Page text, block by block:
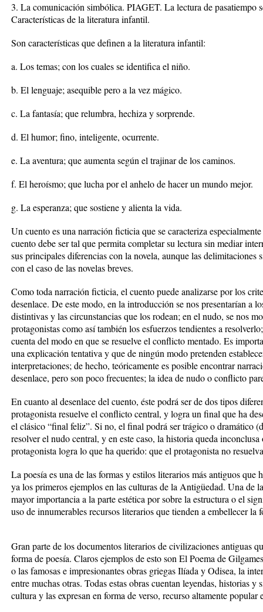
3. La comunicación simbólica. PIAGET. La lectura de pasatiempo
Características de la literatura infantil.
Son características que definen a la literatura infantil:
a. Los temas; con los cuales se identifica el niño.
b. El lenguaje; asequible pero a la vez mágico.
c. La fantasía; que relumbra, hechiza y sorprende.
d. El humor; fino, inteligente, ocurrente.
e. La aventura; que aumenta según el trajinar de los caminos.
f. El heroísmo; que lucha por el anhelo de hacer un mundo mejor.
g. La esperanza; que sostiene y alienta la vida.
Un cuento es una narración ficticia que se caracteriza
cuento debe ser tal que permita completar su lectura sin mediar
sus principales diferencias con la novela, aunque las
con el caso de las novelas breves.
Como toda narración ficticia, el cuento puede analizarse por los
desenlace. De este modo, en la introducción se nos presentarían a
distintivas y las circunstancias que los rodean; en el nudo, se nos
protagonistas como así también los esfuerzos tendientes a
cuenta del modo en que se resuelve el conflicto mentado. Es
una explicación tentativa y que de ningún modo pretenden
interpretaciones; de hecho, teóricamente es posible encontrar
desenlace, pero son poco frecuentes; la idea de nudo o conflicto
En cuanto al desenlace del cuento, éste podrá ser de dos tipos
protagonista resuelve el conflicto central, y logra un final que ha
el clásico “final feliz”. Si no, el final podrá ser trágico o dramático
resolver el nudo central, y en este caso, la historia queda
protagonista logra lo que ha querido: que el protagonista no
La poesía es una de las formas y estilos literarios más antiguos que
ya los primeros ejemplos en las culturas de la Antigüedad. Una de
mayor importancia a la parte estética por sobre la estructura o el
uso de innumerables recursos literarios que tienden a embellecer la
Gran parte de los documentos literarios de civilizaciones antiguas
forma de poesía. Claros ejemplos de esto son El Poema de
o las famosas e impresionantes obras griegas Ilíada y Odisea, la
entre muchas otras. Todas estas obras cuentan leyendas, historias
cultura y las expresan en forma de verso, recurso altamente